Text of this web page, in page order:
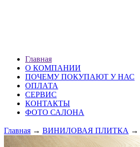
Главная
О КОМПАНИИ
ПОЧЕМУ ПОКУПАЮТ У НАС
ОПЛАТА
СЕРВИС
КОНТАКТЫ
ФОТО САЛОНА
Главная → ВИНИЛОВАЯ ПЛИТКА →